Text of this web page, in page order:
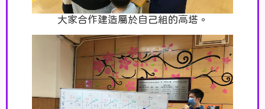
大家合作建造屬於自己組的高塔。